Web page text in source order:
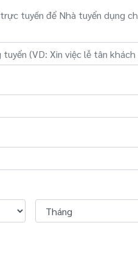
trực tuyến để Nhà tuyển dụng